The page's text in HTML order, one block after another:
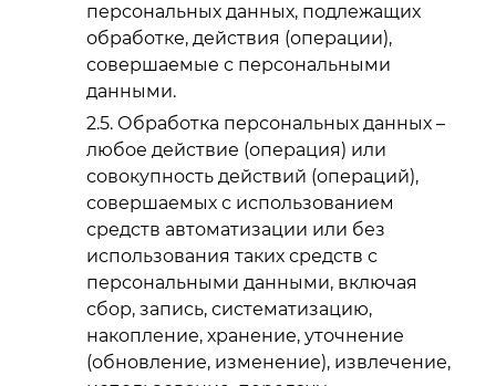
персональных данных, подлежащих
обработке, действия (операции),
совершаемые с персональными
данными.
Обработка персональных данных –
любое действие (операция) или
совокупность действий (операций),
совершаемых с использованием
средств автоматизации или без
использования таких средств с
персональными данными, включая
сбор, запись, систематизацию,
накопление, хранение, уточнение
(обновление, изменение), извлечение,